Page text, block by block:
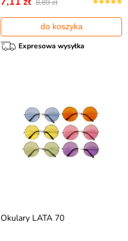
8,89 zł
do koszyka
Expresowa wysyłka
Okulary LATA 70